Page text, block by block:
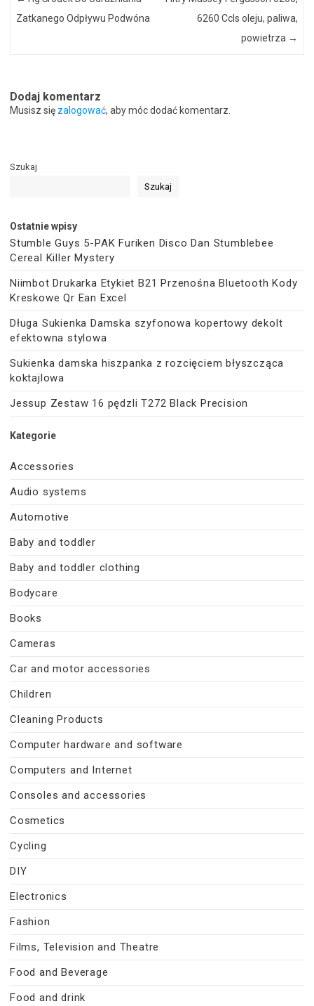
Zatkanego Odpływu Podwóna
6260 Ccls oleju, paliwa,
powietrza →
Dodaj komentarz
Musisz się zalogować, aby móc dodać komentarz.
Szukaj
Szukaj
Ostatnie wpisy
Stumble Guys 5-PAK Furiken Disco Dan Stumblebee
Cereal Killer Mystery
Niimbot Drukarka Etykiet B21 Przenośna Bluetooth Kody
Kreskowe Qr Ean Excel
Długa Sukienka Damska szyfonowa kopertowy dekolt
efektowna stylowa
Sukienka damska hiszpanka z rozcięciem błyszcząca
koktajlowa
Jessup Zestaw 16 pędzli T272 Black Precision
Kategorie
Accessories
Audio systems
Automotive
Baby and toddler
Baby and toddler clothing
Bodycare
Books
Cameras
Car and motor accessories
Children
Cleaning Products
Computer hardware and software
Computers and Internet
Consoles and accessories
Cosmetics
Cycling
DIY
Electronics
Fashion
Films, Television and Theatre
Food and Beverage
Food and drink